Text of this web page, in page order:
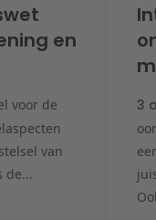
en
voor de
van
de...
3